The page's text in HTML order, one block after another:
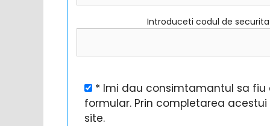
Introduceti codul de
* Imi dau consimtamantul sa
formular. Prin completarea
site.